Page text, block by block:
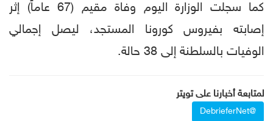
كما سجلت الوزارة اليوم وفاة مقيم (67 عاماً) إثر
إصابته بفيروس كورونا المستجد، ليصل إجمالي
الوفيات بالسلطنة إلى 38 حالة.
لمتابعة أخبارنا على تويتر
@DebrieferNet